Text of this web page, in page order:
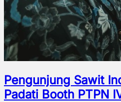
Pengunjung Sawit
Padati Booth PTPN